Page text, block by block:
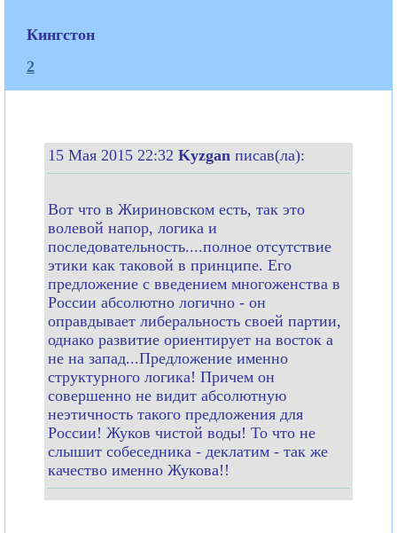
Кингстон
2
15 Мая 2015 22:32 Kyzgan писав(ла):
Вот что в Жириновском есть, так это
волевой напор, логика и
последовательность....полное отсутствие
этики как таковой в принципе. Его
предложение с введением многоженства в
России абсолютно логично - он
оправдывает либеральность своей партии,
однако развитие ориентирует на восток а
не на запад...Предложение именно
структурного логика! Причем он
совершенно не видит абсолютную
неэтичность такого предложения для
России! Жуков чистой воды! То что не
слышит собеседника - деклатим - так же
качество именно Жукова!!